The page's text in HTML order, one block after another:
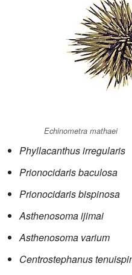
Echinometra mathaei
Phyllacanthus irregularis
Prionocidaris baculosa
Prionocidaris bispinosa
Asthenosoma ijimai
Asthenosoma varium
Centrostephanus